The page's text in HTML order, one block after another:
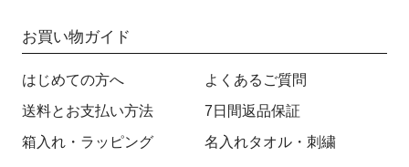
お買い物ガイド
はじめての方へ よくあるご質問
送料とお支払い方法 7日間返品保証
箱入れ・ラッピング 名入れタオル・刺繍